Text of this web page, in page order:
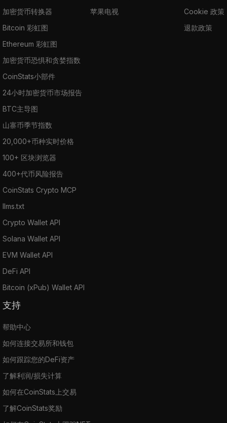
加密货币转换器
Bitcoin 彩虹图
Ethereum 彩虹图
加密货币恐惧和贪婪指数
CoinStats小部件
24小时加密货币市场报告
BTC主导图
山寨币季节指数
20,000+币种实时价格
100+ 区块浏览器
400+代币风险报告
CoinStats Crypto MCP
llms.txt
Crypto Wallet API
Solana Wallet API
EVM Wallet API
DeFi API
Bitcoin (xPub) Wallet API
苹果电视
Cookie 政策
退款政策
支持
帮助中心
如何连接交易所和钱包
如何跟踪您的DeFi资产
了解利润/损失计算
如何在CoinStats上交易
了解CoinStats奖励